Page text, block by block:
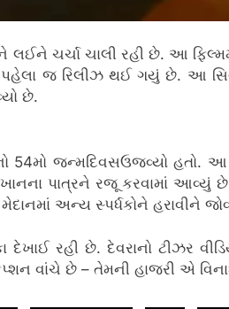
1’ને લઈને ચર્ચા ચાલી રહી છે. આ
પહેલા જ રિલીઝ થઈ ગયું છે. આ
છે.
જન્મદિવસઉજવ્યો હતો. આ
પાત્રને રજૂ કરવામાં
અન્ય સ્પર્ધકોને હરાવીને
રહી છે. દેવરાનો ટીઝર
વાંચે છે – તેમની હાજરી એ